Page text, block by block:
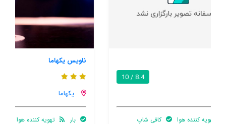
بار تهویه کننده هوا اینترنت رایگان در اتاق